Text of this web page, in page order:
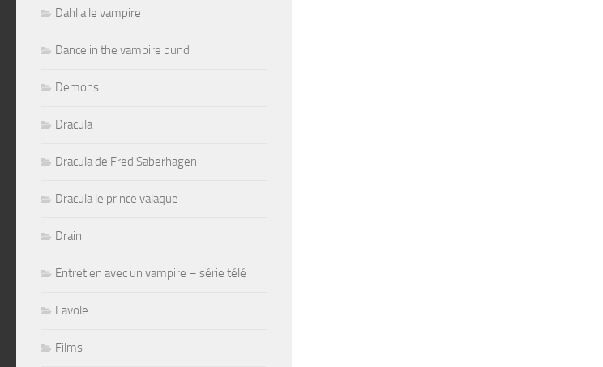
Dahlia le vampire
Dance in the vampire bund
Demons
Dracula
Dracula de Fred Saberhagen
Dracula le prince valaque
Drain
Entretien avec un vampire – série télé
Favole
Films